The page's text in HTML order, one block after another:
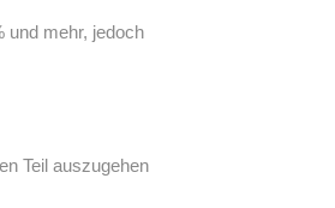
und mehr, jedoch
Teil auszugehen